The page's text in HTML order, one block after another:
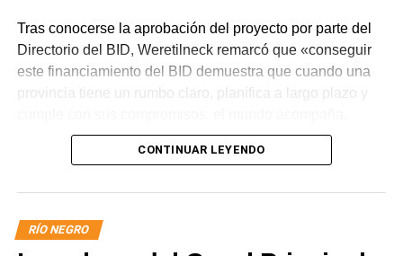
Tras conocerse la aprobación del proyecto por parte del
Directorio del BID, Weretilneck remarcó que «conseguir
este financiamiento del BID demuestra que cuando una
provincia tiene un rumbo claro, planifica a largo plazo y
Estos fondos llegan porque Río Negro tiene un proyecto
de desarrollo serio, con obras concretas y una visión de
El monto total del Programa es de US$ 85 millones.
De ese total, US$ 80 millones serán financiados con
CONTINUAR LEYENDO
RÍO NEGRO